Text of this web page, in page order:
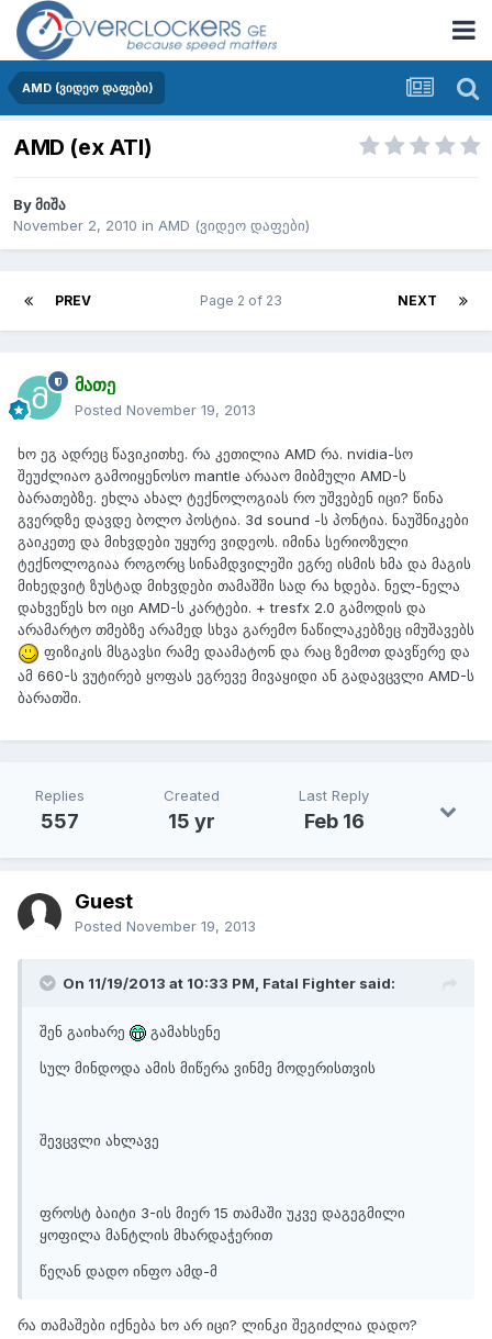
AMD (ვიდეო დაფები)
AMD (ex ATI)
Byმიშა
November 2, 2010 in AMD (ვიდეო დაფები)
PREV NEXT
Page 2 of 23
მათე
Posted November 19, 2013
ხო ეგ ადრეც წავიკითხე. რა კეთილია AMD რა. nvidia-სო
შეუძლიაო გამოიყენოსო mantle არააო მიბმული AMD-ს
ბარათებზე. ეხლა ახალ ტექნოლოგიას რო უშვებენ იცი? წინა
გვერდზე დავდე ბოლო პოსტია. 3d sound -ს პონტია. ნაუშნიკები
გაიკეთე და მიხვდები უყურე ვიდეოს. იმინა სერიოზული
ტექნოლოგიაა როგორც სინამდვილეში ეგრე ისმის ხმა და მაგის
მიხედვიტ ზუსტად მიხვდები თამაშში სად რა ხდება. ნელ-ნელა
დახვეწეს ხო იცი AMD-ს კარტები. + tresfx 2.0 გამოდის და
არამარტო თმებზე არამედ სხვა გარემო ნაწილაკებზეც იმუშავებს
ფიზიკის მსგავსი რამე დაამატონ და რაც ზემოთ დავწერე და
ამ 660-ს ვუტირებ ყოფას ეგრევე მივაყიდი ან გადავცვლი AMD-ს
ბარათში.
Replies
557
Created
15 yr
Last Reply
Feb 16
Guest
Posted November 19, 2013
On 11/19/2013 at 10:33 PM, Fatal Fighter said:
შენ გაიხარე გამახსენე
სულ მინდოდა ამის მიწერა ვინმე მოდერისთვის
შევცვლი ახლავე
ფროსტ ბაიტი 3-ის მიერ 15 თამაში უკვე დაგეგმილი
ყოფილა მანტლის მხარდაჭერით
წეღან დადო ინფო ამდ-მ
რა თამაშები იქნება ხო არ იცი? ლინკი შეგიძლია დადო?